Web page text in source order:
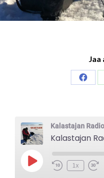
Share
Kalastajan Radio
Kalastajan
Play
Episode
1x